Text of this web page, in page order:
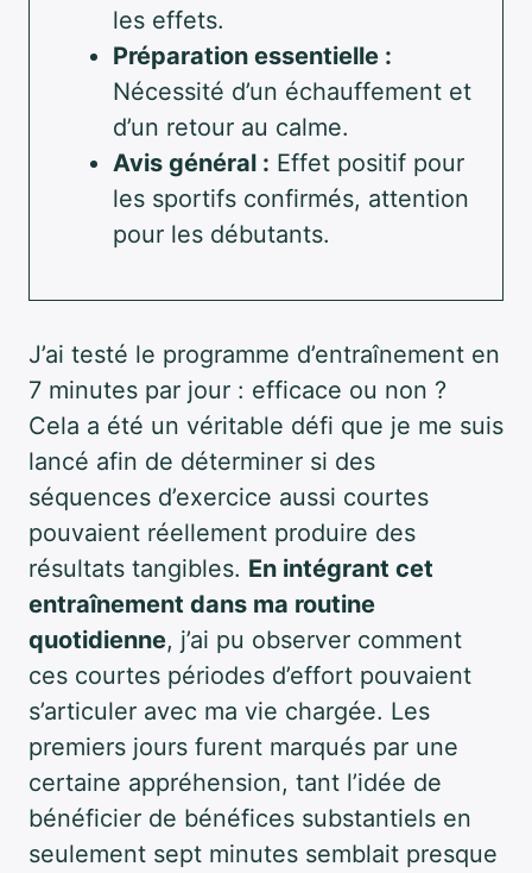
les effets.
Préparation essentielle :
Nécessité d’un échauffement et
d’un retour au calme.
Avis général : Effet positif pour
les sportifs confirmés, attention
pour les débutants.
J’ai testé le programme d’entraînement en
7 minutes par jour : efficace ou non ?
Cela a été un véritable défi que je me suis
lancé afin de déterminer si des
séquences d’exercice aussi courtes
pouvaient réellement produire des
résultats tangibles. En intégrant cet
entraînement dans ma routine
quotidienne, j’ai pu observer comment
ces courtes périodes d’effort pouvaient
s’articuler avec ma vie chargée. Les
premiers jours furent marqués par une
certaine appréhension, tant l’idée de
bénéficier de bénéfices substantiels en
seulement sept minutes semblait presque